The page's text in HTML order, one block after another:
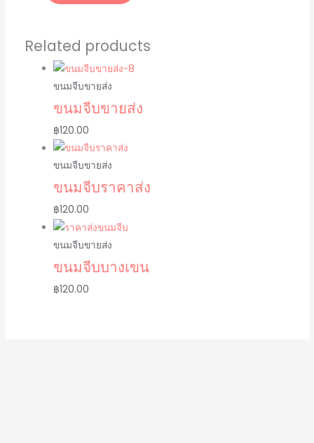
Related products
ขนมจีบขายส่ง
ขนมจีบขายส่ง
฿120.00
ขนมจีบขายส่ง
ขนมจีบราคาส่ง
฿120.00
ขนมจีบขายส่ง
ขนมจีบบางเขน
฿120.00